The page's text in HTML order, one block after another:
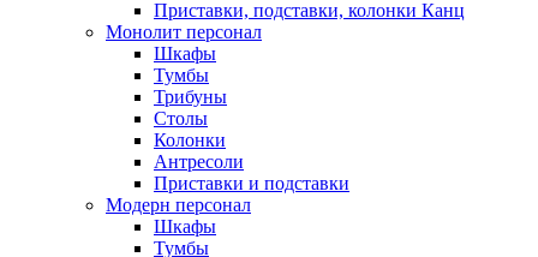
Приставки, подставки, колонки Канц
Монолит персонал
Шкафы
Тумбы
Трибуны
Столы
Колонки
Антресоли
Приставки и подставки
Модерн персонал
Шкафы
Тумбы